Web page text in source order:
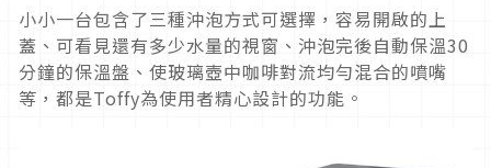
小小一台包含了三種沖泡方式可選擇，容易開啟的上
蓋、可看見還有多少水量的視窗、沖泡完後自動保溫30
分鐘的保溫盤、使玻璃壺中咖啡對流均勻混合的噴嘴
等，都是Toffy為使用者精心設計的功能。